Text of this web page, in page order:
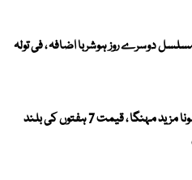
دوسرے روز ہوشربا اضافہ ، فی تولہ
عالمی مارکیٹ میں سونا مزید مہنگا ، قیمت 7 ہفتوں کی بلند